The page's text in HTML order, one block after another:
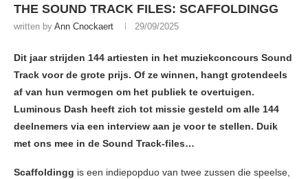
THE SOUND TRACK FILES: SCAFFOLDINGG
written by Ann Cnockaert 29/09/2025
Dit jaar strijden 144 artiesten in het muziekconcours Sound
Track voor de grote prijs. Of ze winnen, hangt grotendeels
af van hun vermogen om het publiek te overtuigen.
Luminous Dash heeft zich tot missie gesteld om alle 144
deelnemers via een interview aan je voor te stellen. Duik
met ons mee in de Sound Track-files…
Scaffoldingg is een indiepopduo van twee zussen die speelse,